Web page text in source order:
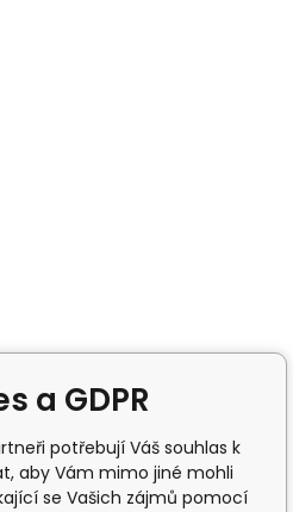
a GDPR
potřebují Váš souhlas k
aby Vám mimo jiné mohli
se Vašich zájmů pomocí